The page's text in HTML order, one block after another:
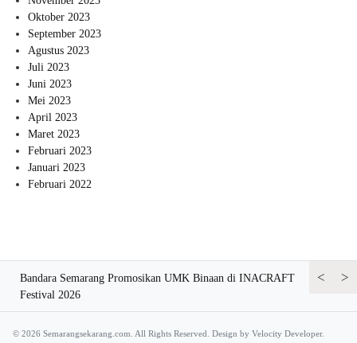
Oktober 2023
September 2023
Agustus 2023
Juli 2023
Juni 2023
Mei 2023
April 2023
Maret 2023
Februari 2023
Januari 2023
Februari 2022
<
Bandara Semarang Promosikan UMK Binaan di INACRAFT
Festival 2026
Bandara>
© 2026 Semarangsekarang.com. All Rights Reserved. Design by Velocity Developer.